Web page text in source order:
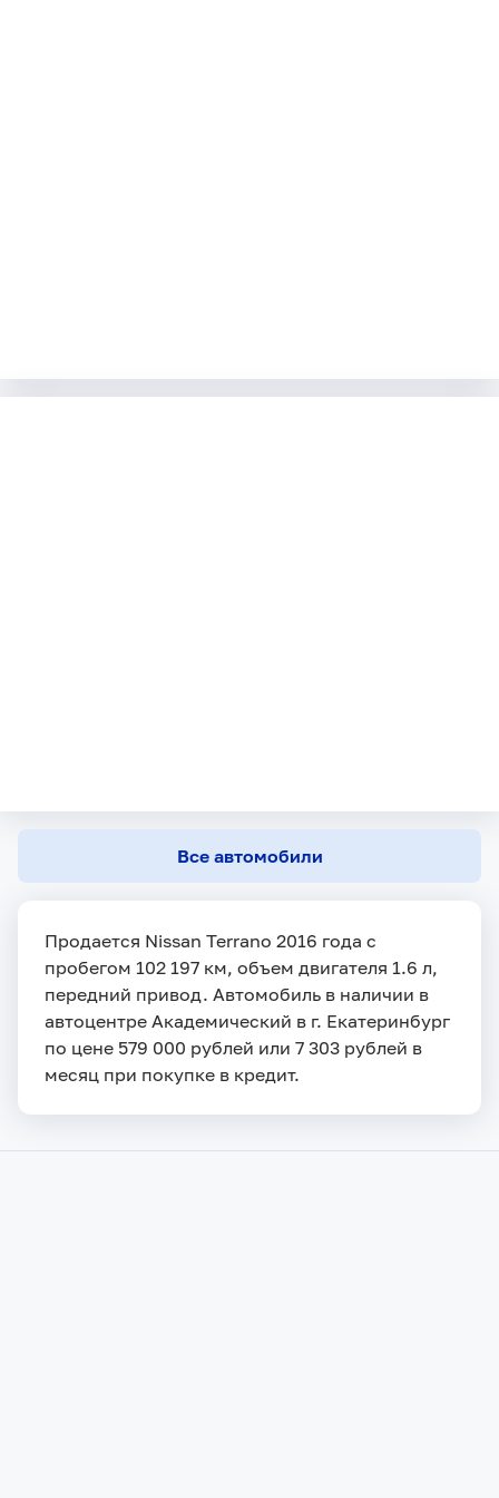
Все автомобили
Продается Nissan Terrano 2016 года с
пробегом 102 197 км, объем двигателя 1.6 л,
передний привод. Автомобиль в наличии в
автоцентре Академический в г. Екатеринбург
по цене 579 000 рублей или 7 303 рублей в
месяц при покупке в кредит.